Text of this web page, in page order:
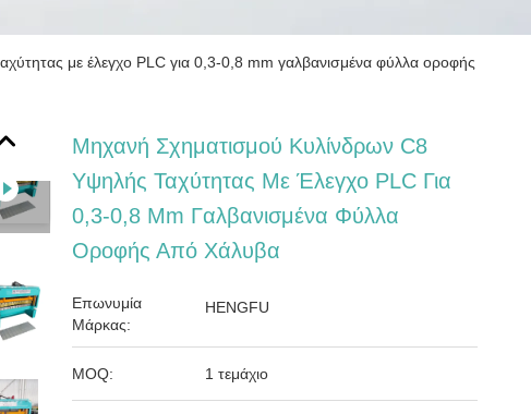
με έλεγχο PLC για 0,3-0,8 mm γαλβανισμένα φύλλα οροφής
Μηχανή Σχηματισμού Κυλίνδρων C8
Υψηλής Ταχύτητας Με Έλεγχο PLC Για
0,3-0,8 Mm Γαλβανισμένα Φύλλα
Οροφής Από Χάλυβα
Επωνυμία
Μάρκας:
HENGFU
MOQ: 1 τεμάχιο